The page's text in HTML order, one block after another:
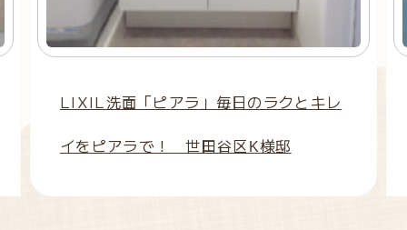
LIXIL洗面「ピアラ」毎日のラクとキレ
イをピアラで！ 世田谷区K様邸